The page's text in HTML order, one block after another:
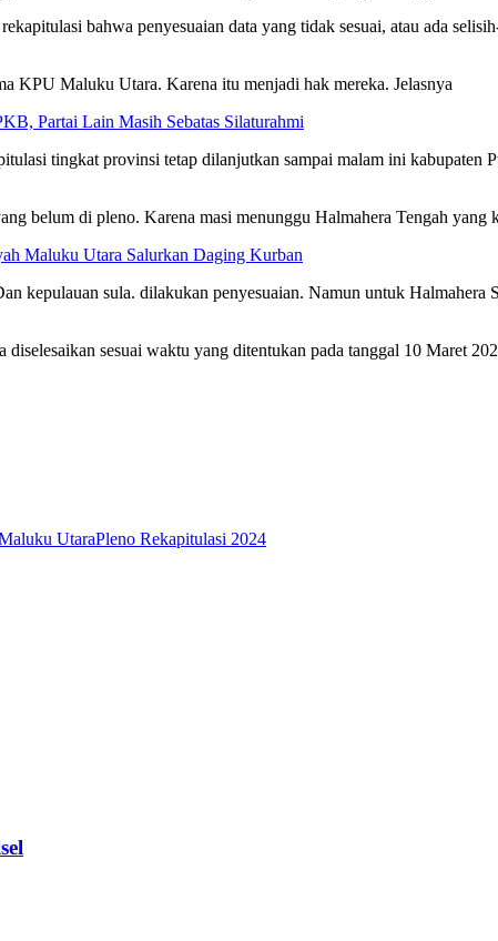
bahwa penyesuaian data yang tidak sesuai, atau ada
KPU Maluku Utara. Karena itu menjadi hak mereka. Jelasnya
Partai Lain Masih Sebatas Silaturahmi
tingkat provinsi tetap dilanjutkan sampai malam ini
belum di pleno. Karena masi menunggu Halmahera Tengah
Maluku Utara Salurkan Daging Kurban
kepulauan sula. dilakukan penyesuaian. Namun untuk
sesuai waktu yang ditentukan pada tanggal 10 Maret
UtaraPleno Rekapitulasi 2024